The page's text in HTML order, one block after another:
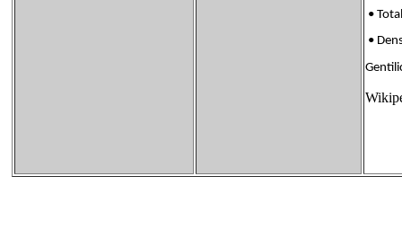
•
•